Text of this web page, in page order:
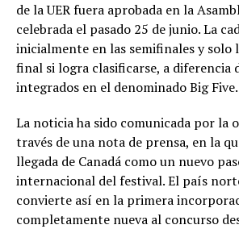
de la UER fuera aprobada en la
celebrada el pasado 25 de junio. La
inicialmente en las semifinales y solo
final si logra clasificarse, a diferencia
integrados en el denominado Big Five.
La noticia ha sido comunicada por la
través de una nota de prensa, en la
llegada de Canadá como un nuevo
internacional del festival. El país
convierte así en la primera
completamente nueva al concurso